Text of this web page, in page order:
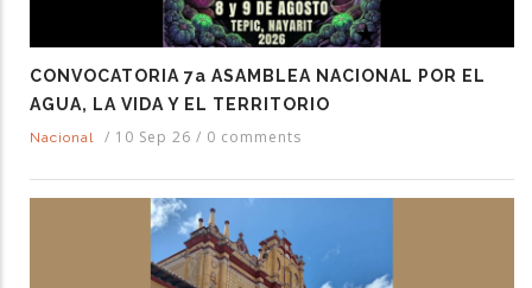
CONVOCATORIA 7a ASAMBLEA NACIONAL POR EL
AGUA, LA VIDA Y EL TERRITORIO
Nacional / 10 Sep 26 / 0 comments